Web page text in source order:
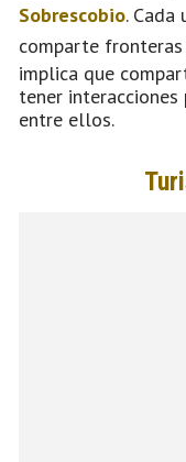
Sobrescobio. Cada
comparte
implica que
tener
entre ellos.